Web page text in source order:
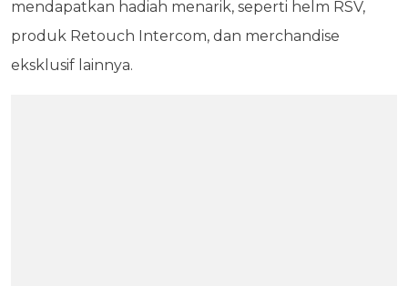
mendapatkan hadiah menarik, seperti helm RSV,
produk Retouch Intercom, dan merchandise
eksklusif lainnya.